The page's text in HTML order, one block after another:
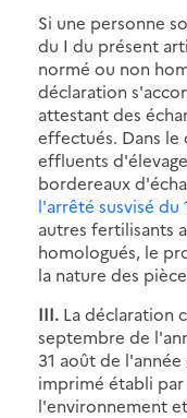
Si une personne
du I du présent
normé ou non
déclaration
attestant des
effectués. Dans le
effluents
bordereaux
l'arrêté susvisé du
autres fertilisants
homologués, le
la nature des
III. La déclaration
septembre de
31 août de
imprimé établi par
l'environnement